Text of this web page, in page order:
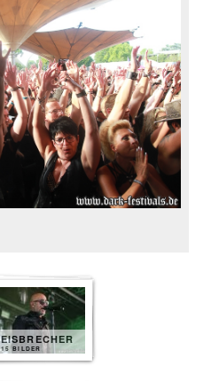
EISBRECHER
15 BILDER